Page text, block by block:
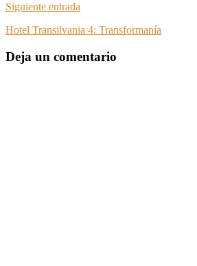
Siguiente entrada
Hotel Transilvania 4: Transformanía
Deja un comentario